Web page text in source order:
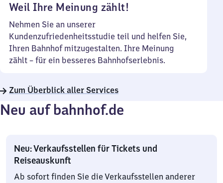
Weil Ihre Meinung zählt!
Nehmen Sie an unserer
Kundenzufriedenheitsstudie teil und helfen Sie,
Ihren Bahnhof mitzugestalten. Ihre Meinung
zählt – für ein besseres Bahnhofserlebnis.
Zum Überblick aller Services
Neu auf bahnhof.de
Neu: Verkaufsstellen für Tickets und
Reiseauskunft
Ab sofort finden Sie die Verkaufsstellen anderer